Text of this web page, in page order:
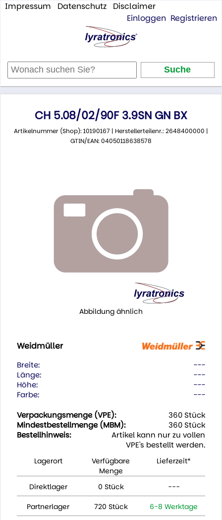
Impressum Datenschutz
Disclaimer
Einloggen Registrieren
CH 5.08/02/90F 3.9SN GN BX
Artikelnummer (Shop): 10190167 | Herstellerteilenr.: 2648400000 |
GTIN/EAN: 04050118638578
Abbildung ähnlich
Weidmüller
Breite:
---
Länge:
---
Höhe:
---
Farbe:
---
Verpackungsmenge (VPE):
360 Stück
Mindestbestellmenge (MBM):
360 Stück
Bestellhinweis:
Artikel kann nur zu vollen
VPE's bestellt werden.
Lagerort
Verfügbare
Menge
Lieferzeit*
Direktlager 0 Stück ---
Partnerlager 720 Stück 6-8 Werktage